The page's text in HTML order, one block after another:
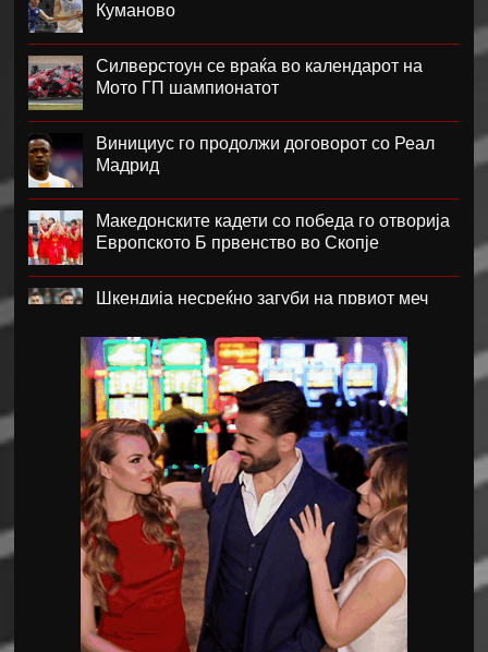
Куманово
Силверстоун се враќа во календарот на
Мото ГП шампионатот
Винициус го продолжи договорот со Реал
Мадрид
Македонските кадети со победа го отворија
Европското Б првенство во Скопје
Шкендија несреќно загуби на првиот меч
Реал го официјализира рекордниот
трансфер на Диоманде
Томас Волкап преговара со Дубаи
Перишиќ дал согласност за враќање во
Интер
Лусаил го претстави Георг Стојановски